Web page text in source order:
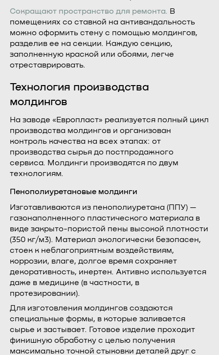
Сокращают пространство для ремонта. В
помещениях со ставкой на антивандальность
можно оформить стену с помощью молдингов,
разделив ее на секции. Каждую секцию,
заполненную краской или обоями, легче
отреставрировать.
Технология производства
молдингов
На заводе «Европласт» реализуется полный цикл
производства молдингов и организован
контроль качества на всех этапах: от
производства сырья до постпродажного
сервиса. Молдинги производятся по двум
технологиям.
Пенополиуретановые молдинги
Изготавливаются из пенополиуретана (ППУ) —
газонаполненного пластического материала в
виде закрыто-пористой пены высокой плотности
(350 кг/м3). Материал экологически безопасен,
стоек к неблагоприятным воздействиям,
коррозии, влаге, долгое время сохраняет
декоративность, инертен. Активно используется
даже в медицине (в частности, в
протезировании).
Для изготовления молдингов создаются
специальные формы, в которые заливается
сырье и застывает. Готовое изделие проходит
финишную обработку с целью получения
максимально точной стыковки деталей друг с